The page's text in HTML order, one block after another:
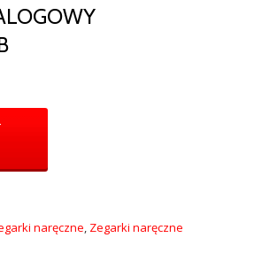
naręczne, Zegarki naręczne